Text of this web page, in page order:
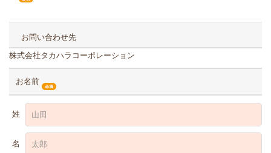
お問い合わせ先
株式会社タカハラコーポレーション
お名前
姓
名